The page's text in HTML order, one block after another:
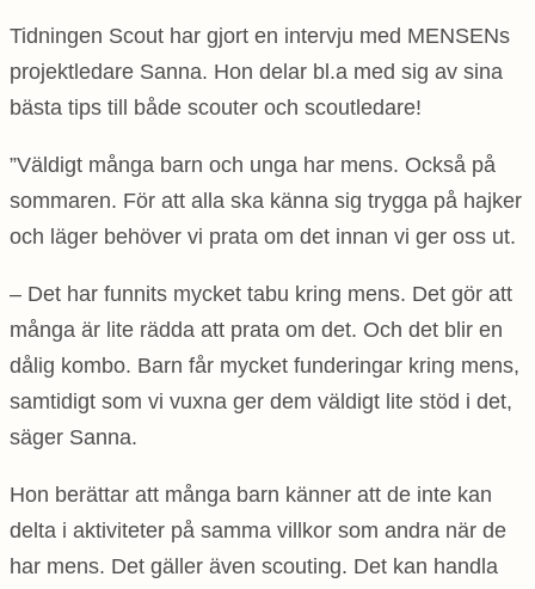
Tidningen Scout har gjort en intervju med MENSENs
projektledare Sanna. Hon delar bl.a med sig av sina
bästa tips till både scouter och scoutledare!
”Väldigt många barn och unga har mens. Också på
sommaren. För att alla ska känna sig trygga på hajker
och läger behöver vi prata om det innan vi ger oss ut.
– Det har funnits mycket tabu kring mens. Det gör att
många är lite rädda att prata om det. Och det blir en
dålig kombo. Barn får mycket funderingar kring mens,
samtidigt som vi vuxna ger dem väldigt lite stöd i det,
säger Sanna.
Hon berättar att många barn känner att de inte kan
delta i aktiviteter på samma villkor som andra när de
har mens. Det gäller även scouting. Det kan handla